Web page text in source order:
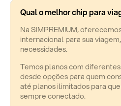
Qual o melhor chip para
Na SIMPREMIUM,
internacional para sua
necessidades.
Temos planos com
desde opções para quem
até planos ilimitados para
sempre conectado.